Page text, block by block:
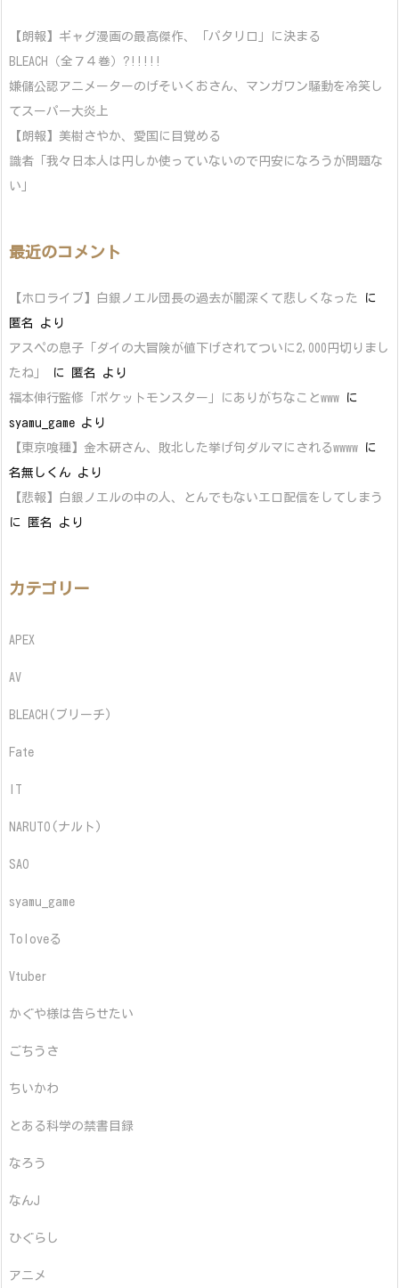
【朗報】ギャグ漫画の最高傑作、「パタリロ」に決まる
BLEACH（全７４巻）?!!!!!
嫌儲公認アニメーターのげそいくおさん、マンガワン騒動を冷笑し
てスーパー大炎上
【朗報】美樹さやか、愛国に目覚める
識者「我々日本人は円しか使っていないので円安になろうが問題な
い」
最近のコメント
【ホロライブ】白銀ノエル団長の過去が闇深くて悲しくなった
に
匿名
より
アスペの息子「ダイの大冒険が値下げされてついに2,000円切りまし
たね」
に 匿名
より
福本伸行監修「ポケットモンスター」にありがちなことwww に
syamu_game より
【東京喰種】金木研さん、敗北した挙げ句ダルマにされるwwww に
名無しくん より
【悲報】白銀ノエルの中の人、とんでもないエロ配信をしてしまう
に
匿名 より
カテゴリー
APEX
AV
BLEACH(ブリーチ)
Fate
NARUTO(ナルト)
SAO
syamu_game
Toloveる
Vtuber
かぐや様は告らせたい
ごちうさ
ちいかわ
とある科学の禁書目録
なろう
なんJ
ひぐらし
アニメ